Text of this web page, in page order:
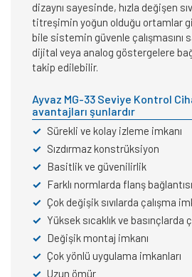
dizaynı sayesinde, hızla değişen
titreşimin yoğun olduğu ortamlar
bile sistemin güvenle çalışmasını
dijital veya analog göstergelere
takip edilebilir.
Ayvaz MG-33 Seviye Kontrol
avantajları şunlardır
✓ Sürekli ve kolay izleme imkanı
✓ Sızdırmaz konstrüksiyon
✓ Basitlik ve güvenilirlik
✓ Farklı normlarda flanş bağlantısı
✓ Çok değişik sıvılarda çalışma
✓ Yüksek sıcaklık ve basınçlarda
✓ Değişik montaj imkanı
✓ Çok yönlü uygulama imkanları
✓ Uzun ömür